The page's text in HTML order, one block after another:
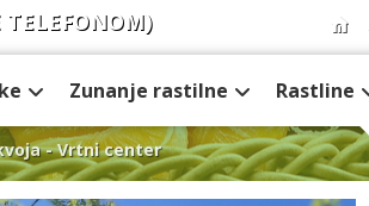
Zunanje rastilne Rastline
- Vrtni center